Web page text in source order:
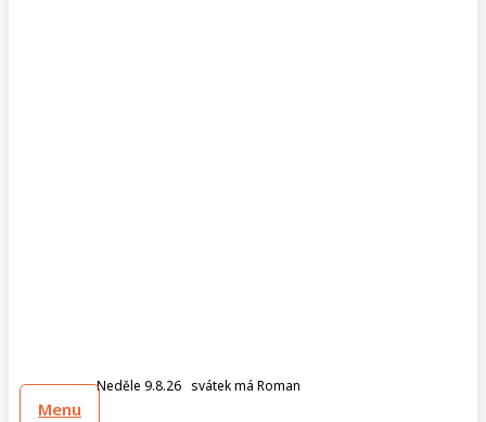
Neděle 9.8.26 svátek má Roman
Menu